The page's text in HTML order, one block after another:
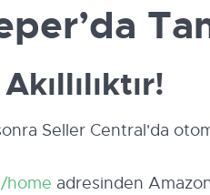
Seller Central'da
home adresinden